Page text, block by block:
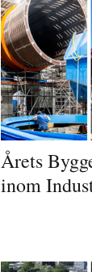
Årets
inom